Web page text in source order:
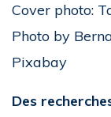
Cover photo:
Photo by
Pixabay
Des